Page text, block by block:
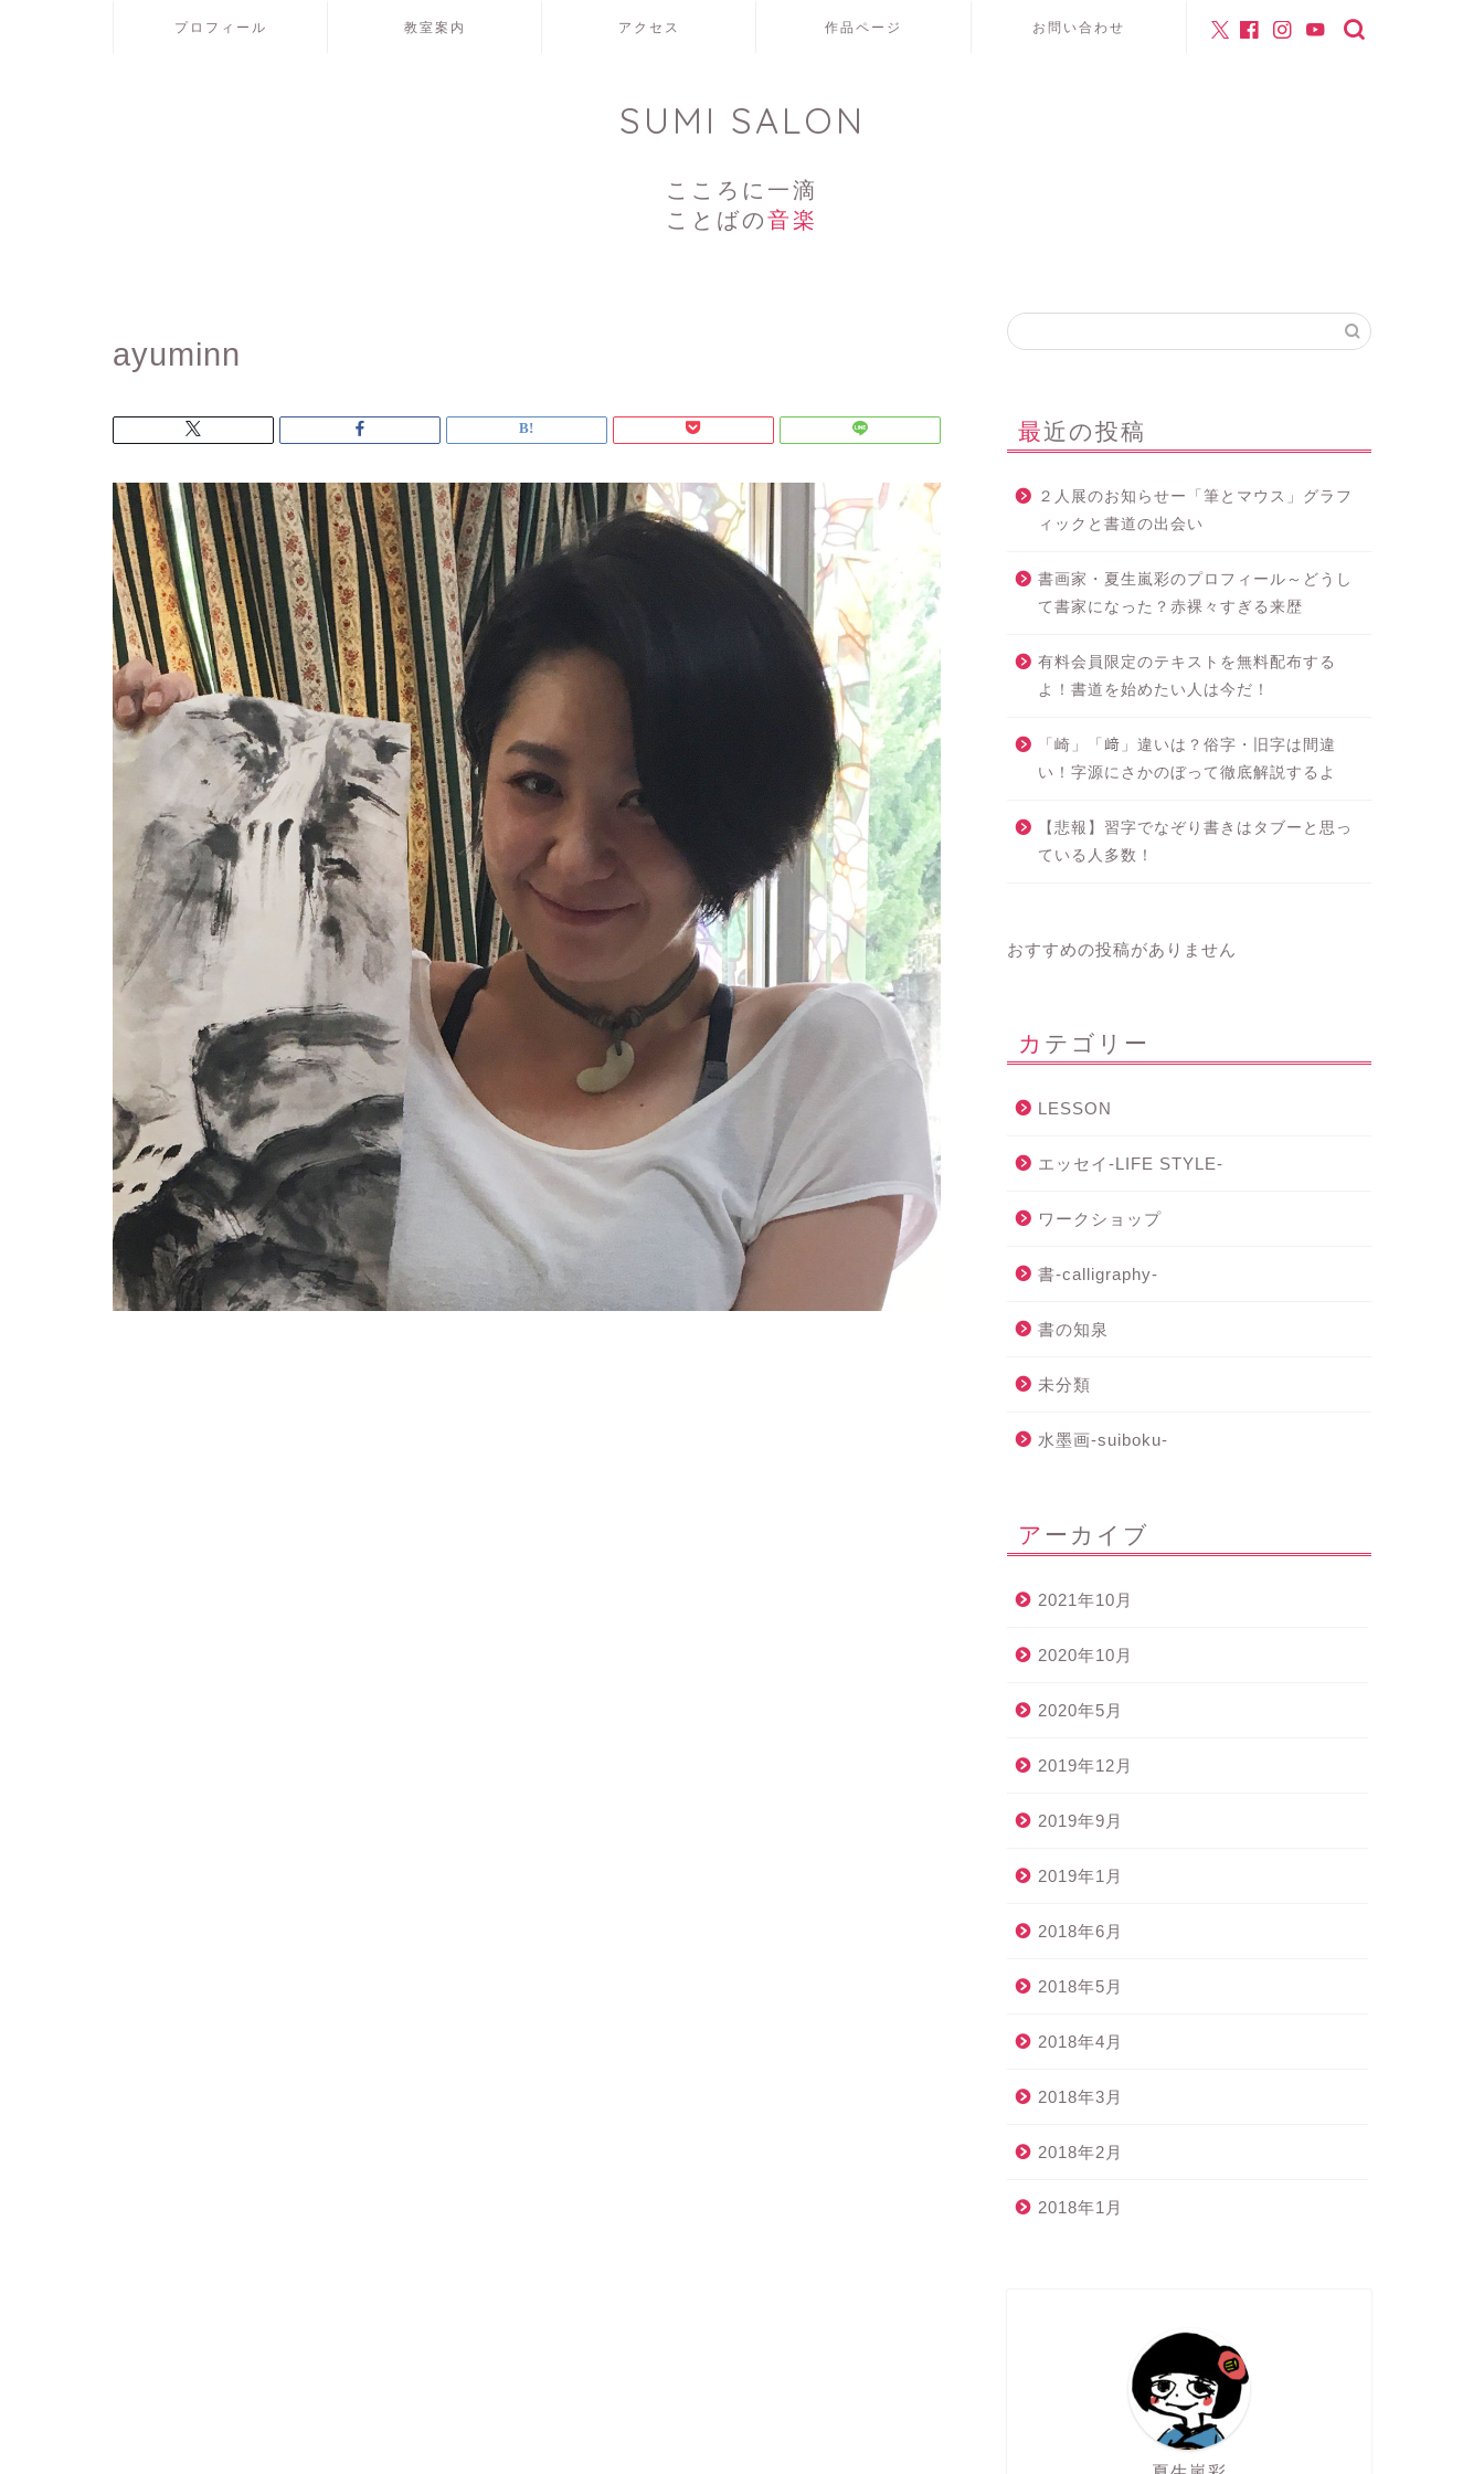
プロフィール 教室案内 アクセス 作品ページ お問い合わせ
SUMI SALON
こころに一滴
ことばの音楽
ayuminn
最近の投稿
２人展のお知らせー「筆とマウス」グラフ
ィックと書道の出会い
書画家・夏生嵐彩のプロフィール～どうし
て書家になった？赤裸々すぎる来歴
有料会員限定のテキストを無料配布する
よ！書道を始めたい人は今だ！
「崎」「﨑」違いは？俗字・旧字は間違
い！字源にさかのぼって徹底解説するよ
【悲報】習字でなぞり書きはタブーと思っ
ている人多数！
おすすめの投稿がありません
カテゴリー
LESSON
エッセイ-LIFE STYLE-
ワークショップ
書-calligraphy-
書の知泉
未分類
水墨画-suiboku-
アーカイブ
2021年10月
2020年10月
2020年5月
2019年12月
2019年9月
2019年1月
2018年6月
2018年5月
2018年4月
2018年3月
2018年2月
2018年1月